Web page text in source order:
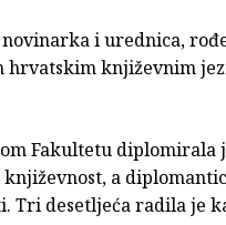
i urednica,
hrvatskim književnim
Fakultetu
a
Tri desetljeća radila je